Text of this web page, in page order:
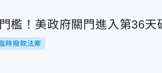
檻！美政府關門進入第36天
時撥款法案